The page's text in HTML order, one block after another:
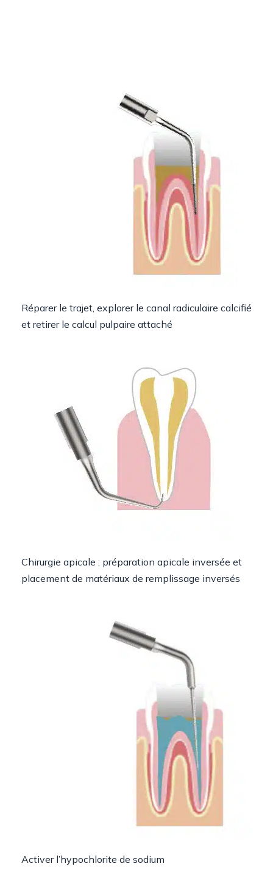
Réparer le trajet, explorer le canal radiculaire calcifié
et retirer le calcul pulpaire attaché
Chirurgie apicale : préparation apicale inversée et
placement de matériaux de remplissage inversés
Activer l’hypochlorite de sodium